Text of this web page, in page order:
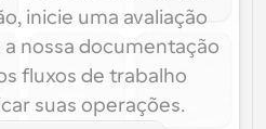
inicie uma avaliação
nossa documentação
fluxos de trabalho
suas operações.